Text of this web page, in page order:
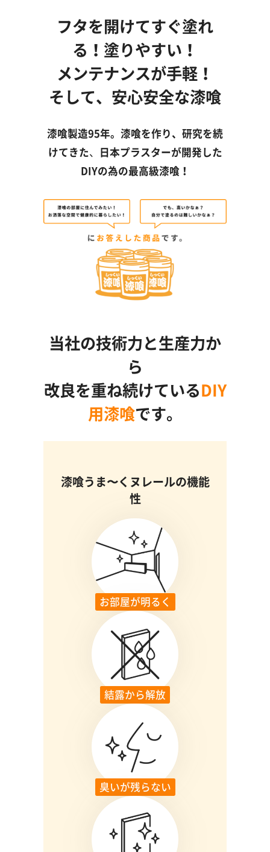
フタを開けてすぐ塗れ
る！塗りやすい！
メンテナンスが手軽！
そして、安心安全な漆喰
漆喰製造95年。漆喰を作り、研究を続
けてきた、 日本プラスターが開発した
DIYの為の最高級漆喰！
当社の技術力と生産力か
ら
改良を重ね続けているDIY
用漆喰です。
漆喰うま〜くヌレールの機能
性
お部屋が明るく
結露から解放
臭いが残らない